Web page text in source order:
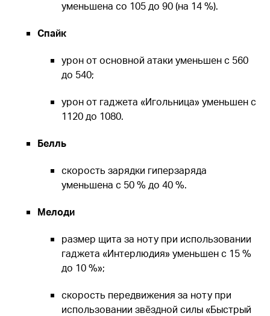
уменьшена со 105 до 90 (на 14 %).
Спайк
урон от основной атаки уменьшен с 560
до 540;
урон от гаджета «Игольница» уменьшен с
1120 до 1080.
Белль
скорость зарядки гиперзаряда
уменьшена с 50 % до 40 %.
Мелоди
размер щита за ноту при использовании
гаджета «Интерлюдия» уменьшен с 15 %
до 10 %»;
скорость передвижения за ноту при
использовании звёздной силы «Быстрый